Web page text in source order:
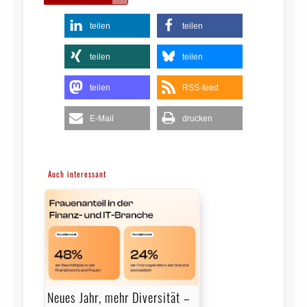
teilen teilen
teilen teilen
teilen RSS-feed
E-Mail drucken
Auch interessant
Neues Jahr, mehr Diversität –